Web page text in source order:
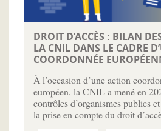
DROIT D’ACCÈS : BILAN
LA CNIL DANS LE CADRE
COORDONNÉE
À l’occasion d’une action
européen, la CNIL a mené en
contrôles d’organismes publics
la prise en compte du droit